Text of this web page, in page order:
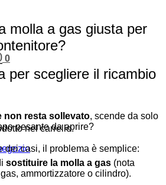
0
nel carrello.
molla a gas giusta per
per scegliere il ricambio
non resta sollevato, scende da solo
pesante da aprire?
dei casi, il problema è semplice:
sostituire la molla a gas (nota
ammortizzatore o cilindro).